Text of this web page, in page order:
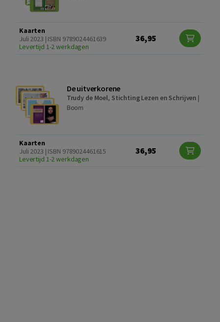
Kaarten
Juli 2023 | ISBN 9789024461639
Levertijd 1-2 werkdagen
36,95
De uitverkorene
Trudy de Moel, Stichting Lezen en Schrijven |
Boom
Kaarten
Juli 2023 | ISBN 9789024461615
Levertijd 1-2 werkdagen
36,95